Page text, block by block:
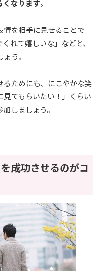
くなります。
情を相手に見せることで
れて嬉しいな」などと、
う。
るためにも、にこやかな笑
てもらいたい！」くらい
しましょう。
成功させるのがコ